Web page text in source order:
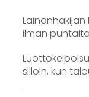
ilman
silloin, kun